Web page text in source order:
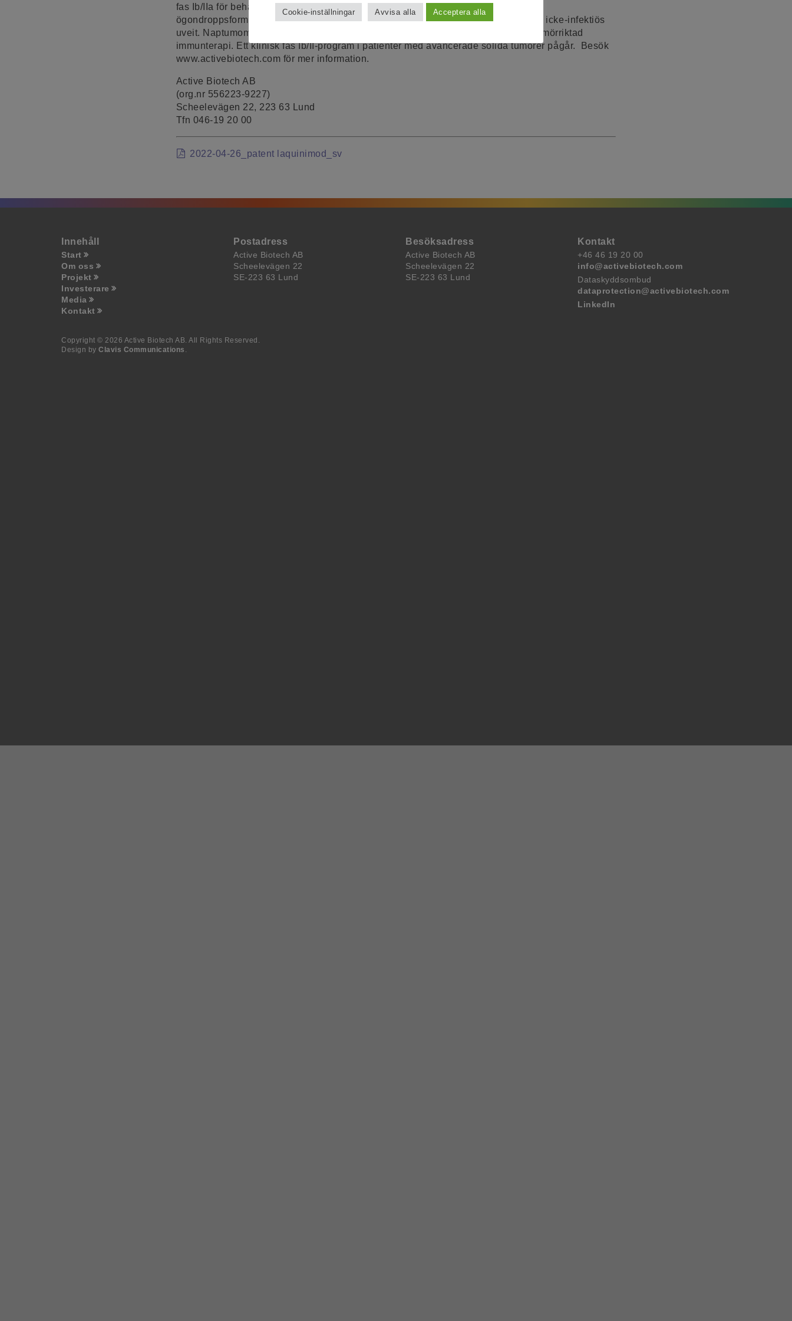
fas Ib/IIa för behandling av multipelt myelom. Laquinimod är i klinisk fas I med en
ögondroppsformulering, som kommer att följas av en fas II-studie för behandling av icke-infektiös
uveit. Naptumomab, som utvecklas i samarbete med NeoTX Therapeutics, är en tumörriktad
immunterapi. Ett klinisk fas Ib/II-program i patienter med avancerade solida tumörer pågår. Besök
www.activebiotech.com för mer information.
Active Biotech AB
(org.nr 556223-9227)
Scheelevägen 22, 223 63 Lund
Tfn 046-19 20 00
2022-04-26_patent laquinimod_sv
Innehåll
Start
Om oss
Projekt
Investerare
Media
Kontakt
Postadress
Active Biotech AB
Scheelevägen 22
SE-223 63 Lund
Besöksadress
Active Biotech AB
Scheelevägen 22
SE-223 63 Lund
Kontakt
+46 46 19 20 00
info@activebiotech.com
Dataskyddsombud
dataprotection@activebiotech.com
LinkedIn
Copyright © 2026 Active Biotech AB. All Rights Reserved.
Design byClavis Communications .
Cookie-inställningar Avvisa alla Acceptera alla